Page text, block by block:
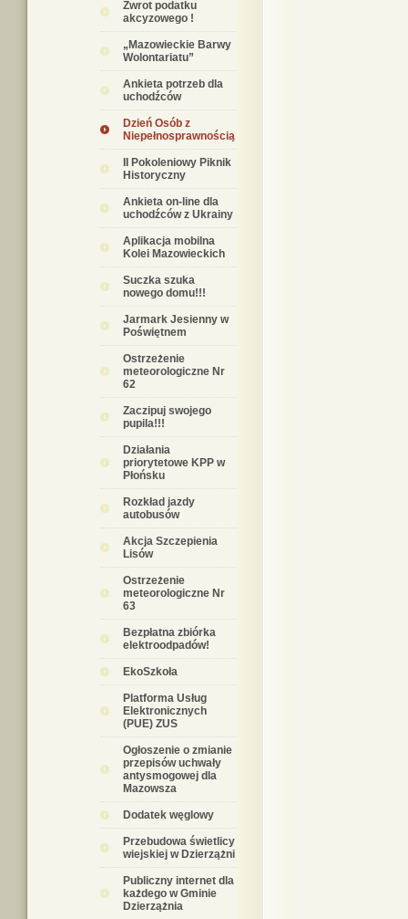
Zwrot podatku
akcyzowego !
„Mazowieckie Barwy
Wolontariatu”
Ankieta potrzeb dla
uchodźców
Dzień Osób z
Niepełnosprawnością
II Pokoleniowy Piknik
Historyczny
Ankieta on-line dla
uchodźców z Ukrainy
Aplikacja mobilna
Kolei Mazowieckich
Suczka szuka
nowego domu!!!
Jarmark Jesienny w
Poświętnem
Ostrzeżenie
meteorologiczne Nr
62
Zaczipuj swojego
pupila!!!
Działania
priorytetowe KPP w
Płońsku
Rozkład jazdy
autobusów
Akcja Szczepienia
Lisów
Ostrzeżenie
meteorologiczne Nr
63
Bezpłatna zbiórka
elektroodpadów!
EkoSzkoła
Platforma Usług
Elektronicznych
(PUE) ZUS
Ogłoszenie o zmianie
przepisów uchwały
antysmogowej dla
Mazowsza
Dodatek węglowy
Przebudowa świetlicy
wiejskiej w Dzierzążni
Publiczny internet dla
każdego w Gminie
Dzierzążnia